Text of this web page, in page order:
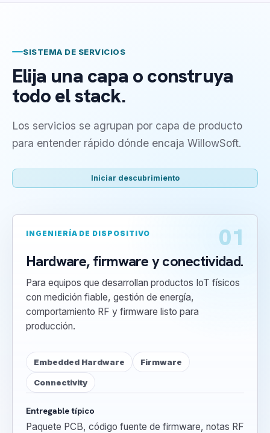
SISTEMA DE SERVICIOS
Elija una capa o construya
todo el stack.
Los servicios se agrupan por capa de producto
para entender rápido dónde encaja WillowSoft.
Iniciar descubrimiento
01
INGENIERÍA DE DISPOSITIVO
Hardware, firmware y conectividad.
Para equipos que desarrollan productos IoT físicos
con medición fiable, gestión de energía,
comportamiento RF y firmware listo para
producción.
Embedded Hardware Firmware
Connectivity
Entregable típico
Paquete PCB, código fuente de firmware, notas RF